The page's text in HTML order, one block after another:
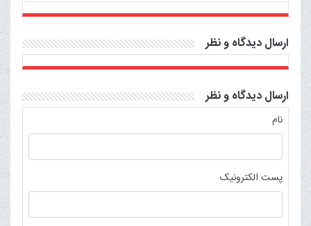
ارسال دیدگاه و نظر
ارسال دیدگاه و نظر
نام
پست الکترونیک